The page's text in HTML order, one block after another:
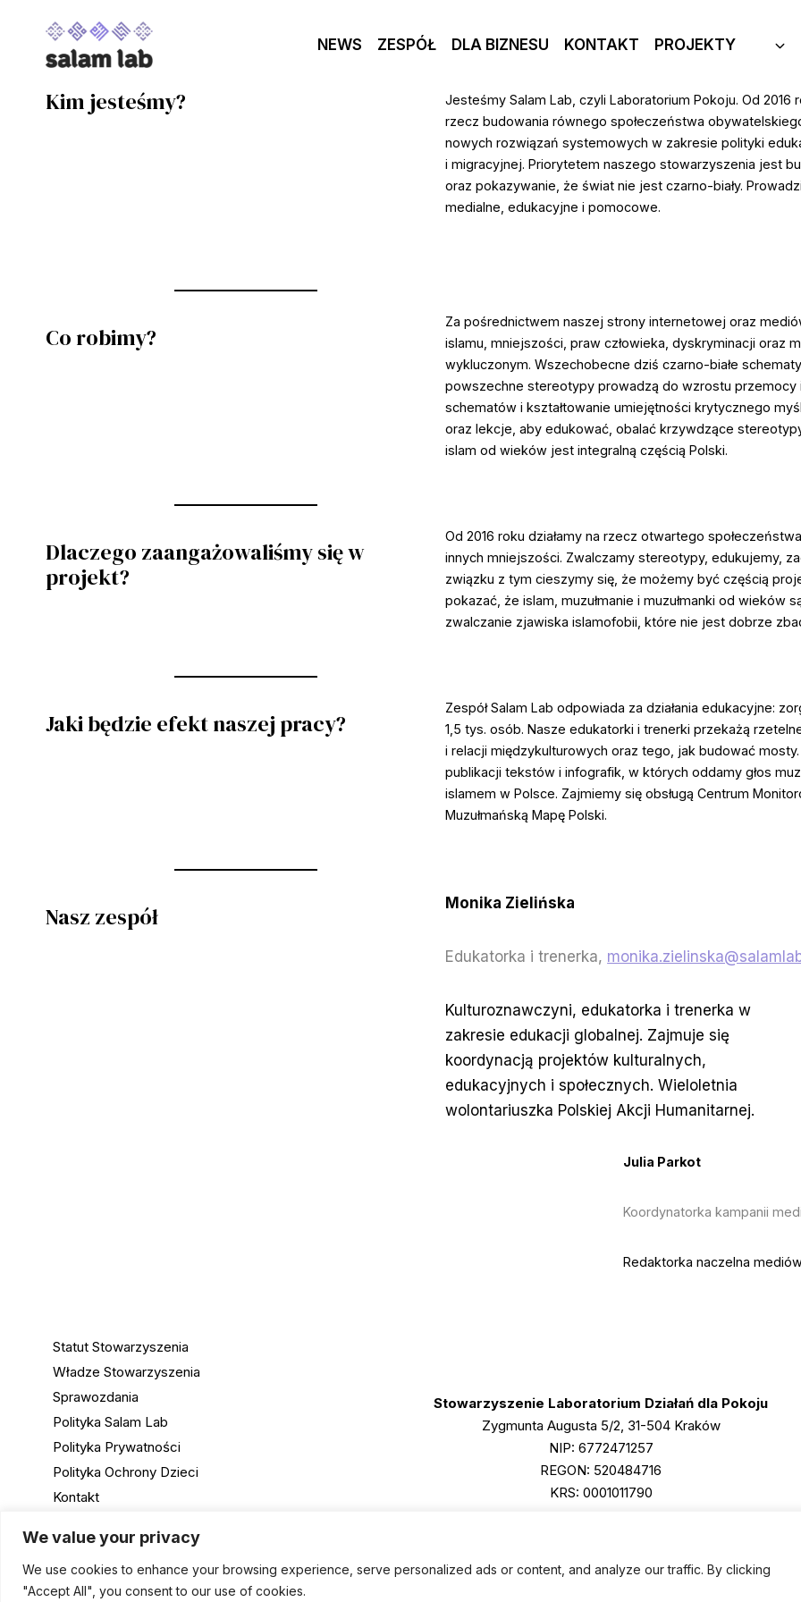
We value your privacy
We use cookies to enhance your browsing experience, serve personalized ads or content, and analyze our traffic. By clicking
"Accept All", you consent to our use of cookies.
NEWS ZESPÓŁ DLA BIZNESU KONTAKT PROJEKTY
Kim jesteśmy?
Jesteśmy Salam Lab, czyli Laboratorium Pokoju. Od 2016
rzecz budowania równego społeczeństwa
nowych rozwiązań systemowych w zakresie polityki
i migracyjnej. Priorytetem naszego stowarzyszenia jest
oraz pokazywanie, że świat nie jest czarno-biały.
medialne, edukacyjne i pomocowe.
Co robimy?
Za pośrednictwem naszej strony internetowej oraz
islamu, mniejszości, praw człowieka, dyskryminacji oraz
wykluczonym. Wszechobecne dziś czarno-białe
powszechne stereotypy prowadzą do wzrostu przemocy
schematów i kształtowanie umiejętności krytycznego
oraz lekcje, aby edukować, obalać krzywdzące
islam od wieków jest integralną częścią Polski.
Dlaczego zaangażowaliśmy się w
projekt?
Od 2016 roku działamy na rzecz otwartego
innych mniejszości. Zwalczamy stereotypy, edukujemy,
związku z tym cieszymy się, że możemy być częścią
pokazać, że islam, muzułmanie i muzułmanki od
zwalczanie zjawiska islamofobii, które nie jest dobrze
Jaki będzie efekt naszej pracy?
Zespół Salam Lab odpowiada za działania edukacyjne:
1,5 tys. osób. Nasze edukatorki i trenerki przekażą
i relacji międzykulturowych oraz tego, jak budować
publikacji tekstów i infografik, w których oddamy głos
islamem w Polsce. Zajmiemy się obsługą Centrum
Muzułmańską Mapę Polski.
Nasz zespół Monika Zielińska
Edukatorka i trenerka,
Kulturoznawczyni, edukatorka i trenerka w
zakresie edukacji globalnej. Zajmuje się
koordynacją projektów kulturalnych,
edukacyjnych i społecznych. Wieloletnia
wolontariuszka Polskiej Akcji Humanitarnej.
Julia Parkot
Koordynatorka kampanii
Redaktorka naczelna
Statut Stowarzyszenia
Władze Stowarzyszenia
Sprawozdania
Polityka Salam Lab
Polityka Prywatności
Polityka Ochrony Dzieci
Kontakt
Stowarzyszenie Laboratorium Działań dla Pokoju
Zygmunta Augusta 5/2, 31-504 Kraków
NIP: 6772471257
REGON: 520484716
KRS: 0001011790